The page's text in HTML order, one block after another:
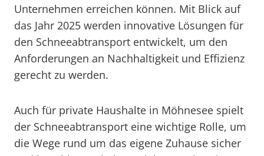
Unternehmen erreichen können. Mit Blick auf
das Jahr 2025 werden innovative Lösungen für
den Schneeabtransport entwickelt, um den
Anforderungen an Nachhaltigkeit und Effizienz
gerecht zu werden.
Auch für private Haushalte in Möhnesee spielt
der Schneeabtransport eine wichtige Rolle, um
die Wege rund um das eigene Zuhause sicher